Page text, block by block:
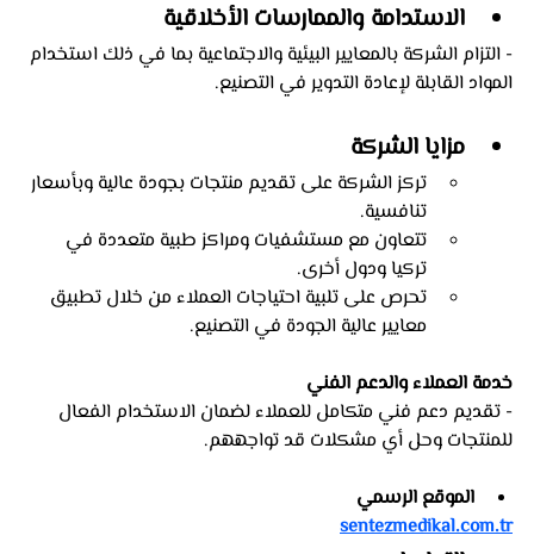
الاستدامة والممارسات الأخلاقية
- التزام الشركة بالمعايير البيئية والاجتماعية بما في ذلك استخدام
المواد القابلة لإعادة التدوير في التصنيع.
مزايا الشركة
تركز الشركة على تقديم منتجات بجودة عالية وبأسعار
تنافسية.
تتعاون مع مستشفيات ومراكز طبية متعددة في
تركيا ودول أخرى.
تحرص على تلبية احتياجات العملاء من خلال تطبيق
معايير عالية الجودة في التصنيع.
خدمة العملاء والدعم الفني
- تقديم دعم فني متكامل للعملاء لضمان الاستخدام الفعال
للمنتجات وحل أي مشكلات قد تواجههم.
الموقع الرسمي
sentezmedikal.com.tr